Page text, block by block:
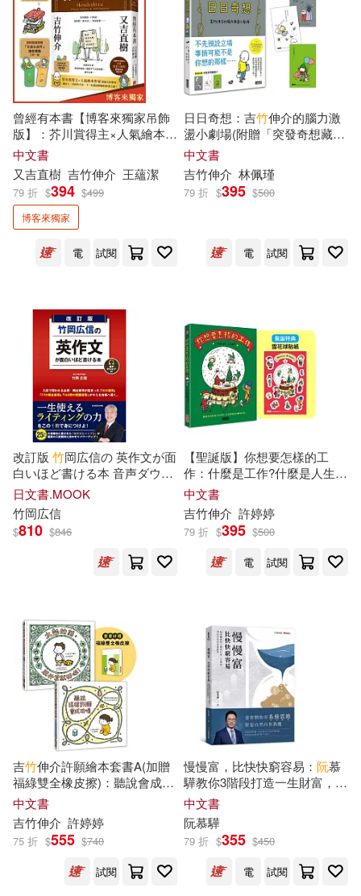
吉美學前教育研發組(12)
天野よそら(12) 張程(12)
李馨(12) 枯野瑛(12)
波真田かもめ(12) 洪凱莉(12)
清英（主編）(12) 王唯工(12)
石地(12) 竹輪つぼみ(12)
竹風創藝(12) 裕時悠示(12)
許添盛(12)
阮銘(12) 雪國(12)
顏志豪(12) 馬裕信(12)
（日）竹井史郎(12)
Emily Bone(11) Garoro(11)
Izumi Kureha(11)
Ren Togari(11)
digi-gra.net(11)
經史子集(58)
中國中醫藥出版社(57)
元照出版(57) 千華駐科技(57)
中國人口出版社(55)
複刻文化(54)
長江文藝出版社(54)
木馬文化(53)
藍海文化(53)
中國書籍出版社(52)
國際學村(52)
江蘇文藝出版社(52)
北京師範大學出版社(51)
人民日報出版社(50)
北京理工大學出版社(50)
心理(50) 石油工業出版社(50)
人民音樂出版社(49)
曾經有本書【博客來獨家吊飾
版】：芥川賞得主×人氣繪本作
家，獻給愛書人的宿命之書(附
首刷限定「又吉&吉
竹」造型
書籤)
中文書
又吉直樹 吉竹伸介 王蘊潔
79 折 $394 $499
博客來獨家
電 試閱
日日奇想：吉竹伸介的腦力激
盪小劇場(附贈「突發奇想藏書
卡」)
中文書
吉竹伸介 林佩瑾
79 折 $395 $500
電 試閱
改訂版 竹岡広信の 英作文が面
白いほど書ける本 音声ダウン
ロード付
日文書.MOOK
竹岡広信
$810 $846
【聖誕版】你想要怎樣的工
作：什麼是工作?什麼是人生?
吉竹伸介的思考方式值得學習!
(限定雪花球貼紙)
中文書
吉竹伸介 許婷婷
79 折 $395 $500
電
試閱
吉竹伸介許願繪本套書A(加贈
福綠雙全橡皮擦)：聽說會成功
+太熱脫外套
中文書
吉竹伸介 許婷婷
75 折 $555 $740
試閱
慢慢富，比快快窮容易： 阮慕
驊教你3階段打造一生財富，找
回失控的投資節奏
中文書
阮慕驊
79 折 $355 $450
電
試閱